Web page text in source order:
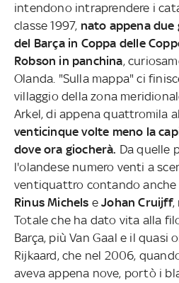
intendono intraprendere i
classe 1997, nato appena
del Barça in Coppa delle
Robson in panchina,
Olanda. "Sulla mappa" ci
villaggio della zona
Arkel, di appena quattromila
venticinque volte meno la
dove ora giocherà. Da quelle
l'olandese numero venti a
ventiquattro contando anche
Rinus Michels eJohan Cruijff,
Totale che ha dato vita alla
Barça, più Van Gaal e il quasi
Rijkaard, che nel 2006,
aveva appena nove, portò i